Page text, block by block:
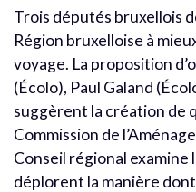
Trois députés bruxellois
Région bruxelloise à
voyage. La proposition
(Écolo), Paul Galand
suggèrent la création de
Commission de
Conseil régional examine
déplorent la manière